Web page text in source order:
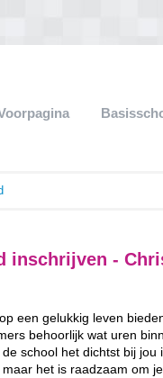
inschrijven -
een gelukkig leven
behoorlijk wat uren
school het dichtst bij
het is raadzaam om